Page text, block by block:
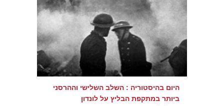
היום בהיסטוריה : השלב השלישי וההרסני
ביותר במתקפת הבליץ על לונדון